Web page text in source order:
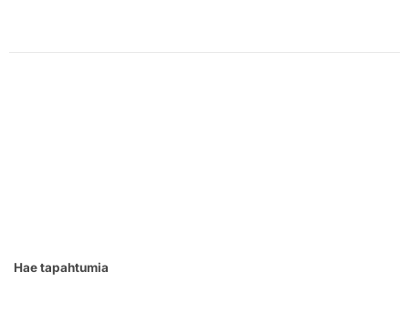
Hae tapahtumia